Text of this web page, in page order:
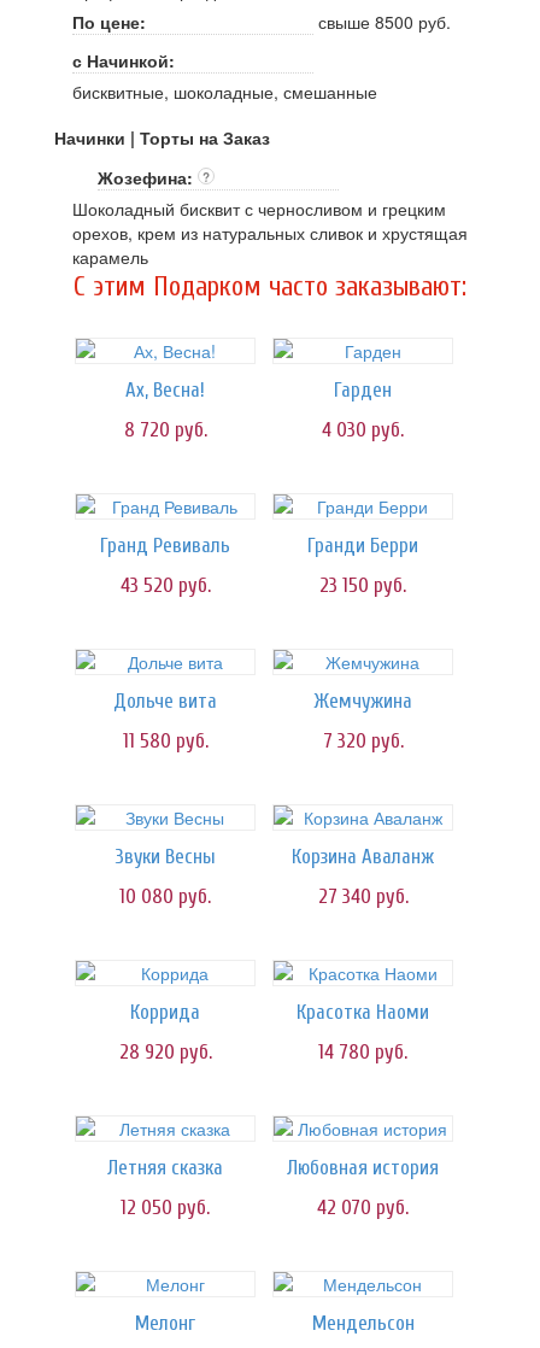
По цене:
свыше 8500 руб.
с Начинкой:
бисквитные, шоколадные, смешанные
Начинки | Торты на Заказ
Жозефина:
?
Шоколадный бисквит с черносливом и грецким
орехов, крем из натуральных сливок и хрустящая
карамель
C этим Подарком часто заказывают:
Ах, Весна!
8 720 руб.
Гарден
4 030 руб.
Гранд Ревиваль
43 520 руб.
Гранди Берри
23 150 руб.
Дольче вита
11 580 руб.
Жемчужина
7 320 руб.
Звуки Весны
10 080 руб.
Корзина Аваланж
27 340 руб.
Коррида
28 920 руб.
Красотка Наоми
14 780 руб.
Летняя сказка
12 050 руб.
Любовная история
42 070 руб.
Мелонг
Мендельсон